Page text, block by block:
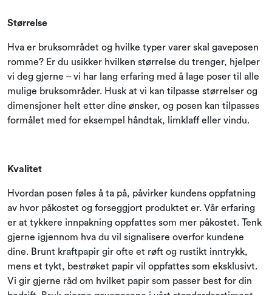
Størrelse
Hva er bruksområdet og hvilke typer varer skal gaveposen
romme? Er du usikker hvilken størrelse du trenger, hjelper
vi deg gjerne – vi har lang erfaring med å lage poser til alle
mulige bruksområder. Husk at vi kan tilpasse størrelser og
dimensjoner helt etter dine ønsker, og posen kan tilpasses
formålet med for eksempel håndtak, limklaff eller vindu.
Kvalitet
Hvordan posen føles å ta på, påvirker kundens oppfatning
av hvor påkostet og forseggjort produktet er. Vår erfaring
er at tykkere innpakning oppfattes som mer påkostet. Tenk
gjerne igjennom hva du vil signalisere overfor kundene
dine. Brunt kraftpapir gir ofte et røft og rustikt inntrykk,
mens et tykt, bestrøket papir vil oppfattes som eksklusivt.
Vi gir gjerne råd om hvilket papir som passer best for din